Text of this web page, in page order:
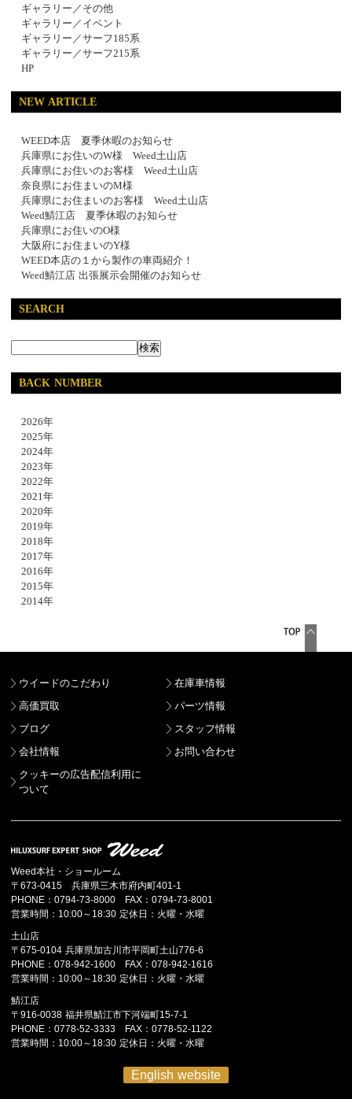
ギャラリー／その他
ギャラリー／イベント
ギャラリー／サーフ185系
ギャラリー／サーフ215系
HP
NEW ARTICLE
WEED本店 夏季休暇のお知らせ
兵庫県にお住いのW様 Weed土山店
兵庫県にお住いのお客様 Weed土山店
奈良県にお住まいのM様
兵庫県にお住まいのお客様 Weed土山店
Weed鯖江店 夏季休暇のお知らせ
兵庫県にお住いのO様
大阪府にお住まいのY様
WEED本店の１から製作の車両紹介！
Weed鯖江店 出張展示会開催のお知らせ
SEARCH
BACK NUMBER
2026年
2025年
2024年
2023年
2022年
2021年
2020年
2019年
2018年
2017年
2016年
2015年
2014年
ウイードのこだわり
在庫車情報
高価買取
パーツ情報
ブログ
スタッフ情報
会社情報
お問い合わせ
クッキーの広告配信利用に
ついて
Weed本社・ショールーム
〒673-0415 兵庫県三木市府内町401-1
PHONE：0794-73-8000 FAX：0794-73-8001
営業時間：10:00～18:30 定休日：火曜・水曜
土山店
〒675-0104 兵庫県加古川市平岡町土山776-6
PHONE：078-942-1600 FAX：078-942-1616
営業時間：10:00～18:30 定休日：火曜・水曜
鯖江店
〒916-0038 福井県鯖江市下河端町15-7-1
PHONE：0778-52-3333 FAX：0778-52-1122
営業時間：10:00～18:30 定休日：火曜・水曜
English website